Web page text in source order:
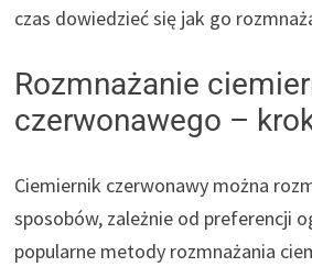
czas dowiedzieć się jak go
Rozmnażanie
czerwonawego –
Ciemiernik czerwonawy można
sposobów, zależnie od preferencji
popularne metody rozmnażania